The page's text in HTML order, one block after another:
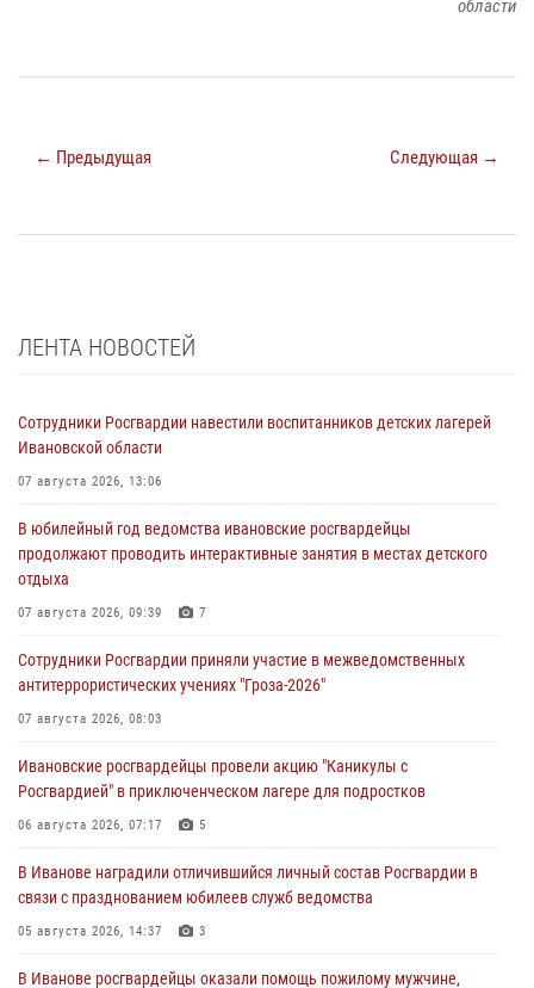
области
← Предыдущая Следующая →
ЛЕНТА НОВОСТЕЙ
Сотрудники Росгвардии навестили воспитанников детских лагерей
Ивановской области
07 августа 2026, 13:06
В юбилейный год ведомства ивановские росгвардейцы
продолжают проводить интерактивные занятия в местах детского
отдыха
07 августа 2026, 09:39 7
Сотрудники Росгвардии приняли участие в межведомственных
антитеррористических учениях "Гроза-2026"
07 августа 2026, 08:03
Ивановские росгвардейцы провели акцию "Каникулы с
Росгвардией" в приключенческом лагере для подростков
06 августа 2026, 07:17 5
В Иванове наградили отличившийся личный состав Росгвардии в
связи с празднованием юбилеев служб ведомства
05 августа 2026, 14:37 3
В Иванове росгвардейцы оказали помощь пожилому мужчине,